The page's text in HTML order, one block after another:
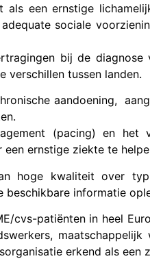
een ernstige
sociale
bij de
verschillen tussen landen.
aandoening,
(pacing) en
ernstige ziekte te
hoge kwaliteit over
beschikbare informatie
cvs-patiënten in heel
erkend als een